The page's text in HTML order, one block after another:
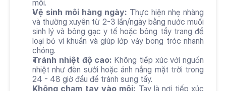
môi.
Vệ sinh môi hàng ngày: Thực hiện nhẹ nhàng
và thường xuyên từ 2-3 lần/ngày bằng nước muối
sinh lý và bông gạc y tế hoặc bông tẩy trang để
loại bỏ vi khuẩn và giúp lớp vảy bong tróc nhanh
chóng.
Tránh nhiệt độ cao: Không tiếp xúc với nguồn
nhiệt như đèn sưởi hoặc ánh nắng mặt trời trong
24 - 48 giờ đầu để tránh sưng tấy.
Không chạm tay vào môi: Tay là nơi tiếp xúc